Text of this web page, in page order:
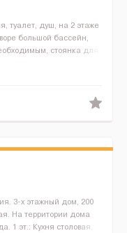
туалет, душ, на 2 этаже
большой бассейн,
стоянка для
3-х этажный дом, 200
На территории дома
1 эт.: Кухня столовая,